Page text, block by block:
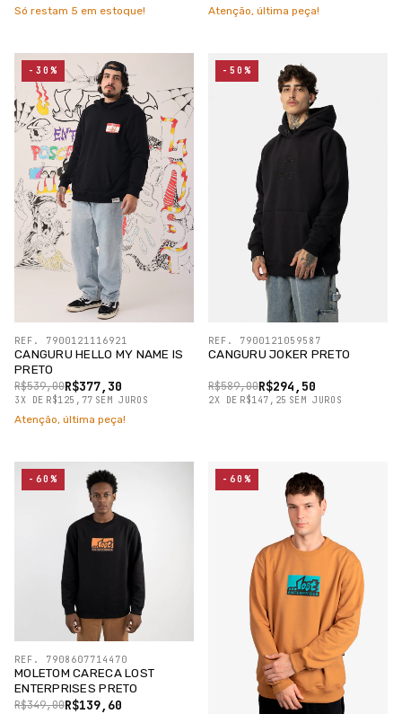
Só restam 5 em estoque! Atenção, última peça!
CANGURU HELLO MY NAME IS
PRETO
R$377,30
R$539,00
3X DE R$125,77 SEM JUROS
REF. 7900121116921
-30%
Atenção, última peça!
CANGURU JOKER PRETO
R$294,50
R$589,00
2X DE R$147,25 SEM JUROS
REF. 7900121059587
-50%
MOLETOM CARECA LOST
ENTERPRISES PRETO
R$139,60
R$349,00
REF. 7908607714470
-60% -60%